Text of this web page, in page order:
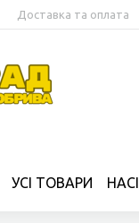
Доставка та оплата
УСІ ТОВАРИ